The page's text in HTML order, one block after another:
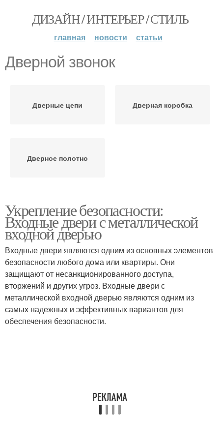
ДИЗАЙН / ИНТЕРЬЕР / СТИЛЬ
главная новости статьи
Дверной звонок
Дверные цепи Дверная коробка
Дверное полотно
Укрепление безопасности:
Входные двери с металлической
входной дверью
Входные двери являются одним из основных элементов
безопасности любого дома или квартиры. Они
защищают от несанкционированного доступа,
вторжений и других угроз. Входные двери с
металлической входной дверью являются одним из
самых надежных и эффективных вариантов для
обеспечения безопасности.